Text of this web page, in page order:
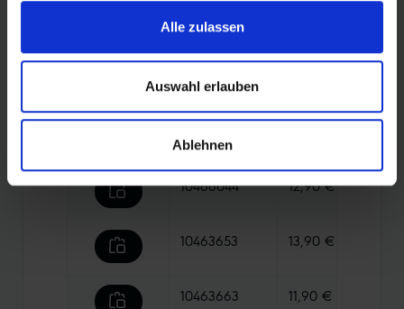
Alle zulassen
Auswahl erlauben
Ablehnen
Article No.
10466044 12,90 € 75 g
10463653 13,90 €
10463663 11,90 €